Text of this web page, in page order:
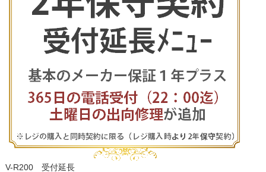
V-R200 受付延長